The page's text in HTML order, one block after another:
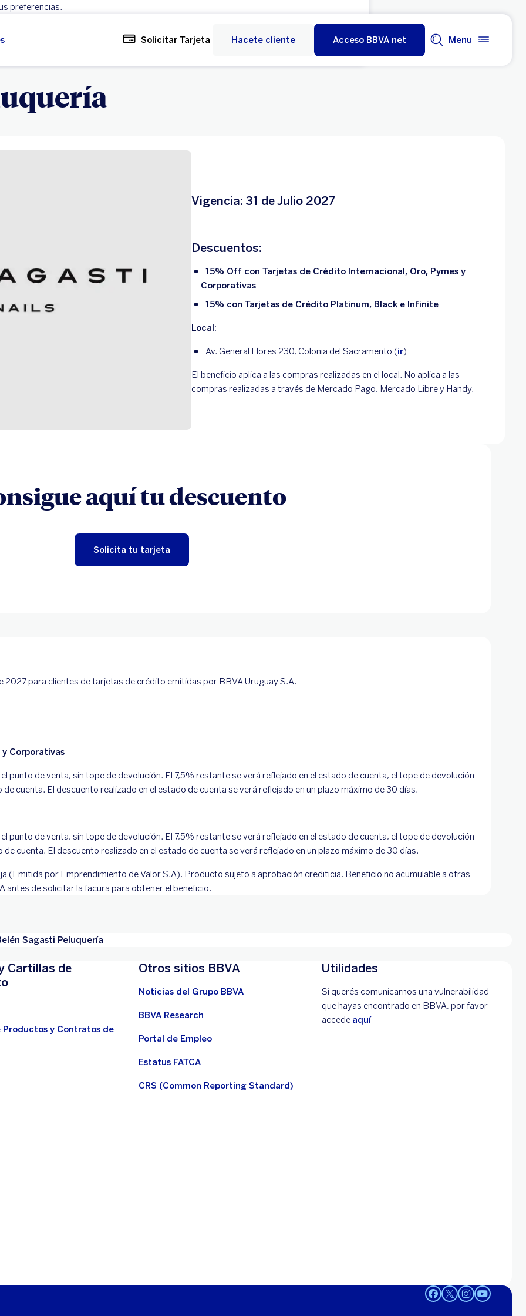
preferencias.
Configurar Solicitar Tarjeta Hacete cliente Acceso BBVA net Menu
Vigencia: 31 de Julio 2027
Descuentos:
15% Off con Tarjetas de Crédito Internacional, Oro, Pymes y
Corporativas
15% con Tarjetas de Crédito Platinum, Black e Infinite
Local:
Av. General Flores 230, Colonia del Sacramento (ir)
El beneficio aplica a las compras realizadas en el local. No aplica a las
compras realizadas a través de Mercado Pago, Mercado Libre y Handy.
aquí tu descuento
Solicita tu tarjeta
2027 para clientes de tarjetas de crédito emitidas por BBVA Uruguay S.A.
Corporativas
punto de venta, sin tope de devolución. El 7,5% restante se verá reflejado en el estado de cuenta, el tope de devolución
cuenta. El descuento realizado en el estado de cuenta se verá reflejado en un plazo máximo de 30 días.
punto de venta, sin tope de devolución. El 7,5% restante se verá reflejado en el estado de cuenta, el tope de devolución
cuenta. El descuento realizado en el estado de cuenta se verá reflejado en un plazo máximo de 30 días.
(Emitida por Emprendimiento de Valor S.A). Producto sujeto a aprobación crediticia. Beneficio no acumulable a otras
de solicitar la facura para obtener el beneficio.
Sagasti Peluquería
Cartillas de
y Contratos de
Otros sitios BBVA
Noticias del Grupo BBVA
BBVA Research
Portal de Empleo
Estatus FATCA
CRS (Common Reporting Standard)
Utilidades
Si querés comunicarnos una vulnerabilidad
que hayas encontrado en BBVA, por favor
accede aquí